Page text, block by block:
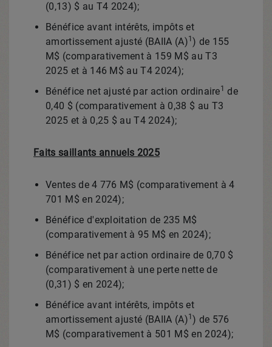
(0,13) $ au T4 2024);
Bénéfice avant intérêts, impôts et
amortissement ajusté (BAIIA (A)1) de 155
M$ (comparativement à 159 M$ au T3
2025 et à 146 M$ au T4 2024);
Bénéfice net ajusté par action ordinaire1 de
0,40 $ (comparativement à 0,38 $ au T3
2025 et à 0,25 $ au T4 2024);
Faits saillants annuels 2025
Ventes de 4 776 M$ (comparativement à 4
701 M$ en 2024);
Bénéfice d'exploitation de 235 M$
(comparativement à 95 M$ en 2024);
Bénéfice net par action ordinaire de 0,70 $
(comparativement à une perte nette de
(0,31) $ en 2024);
Bénéfice avant intérêts, impôts et
amortissement ajusté (BAIIA (A)1) de 576
M$ (comparativement à 501 M$ en 2024);